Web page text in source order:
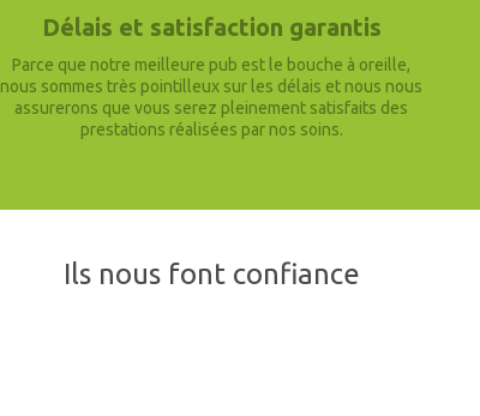
Délais et satisfaction garantis
Parce que notre meilleure pub est le bouche à oreille,
nous sommes très pointilleux sur les délais et nous nous
assurerons que vous serez pleinement satisfaits des
prestations réalisées par nos soins.
Ils nous font confiance